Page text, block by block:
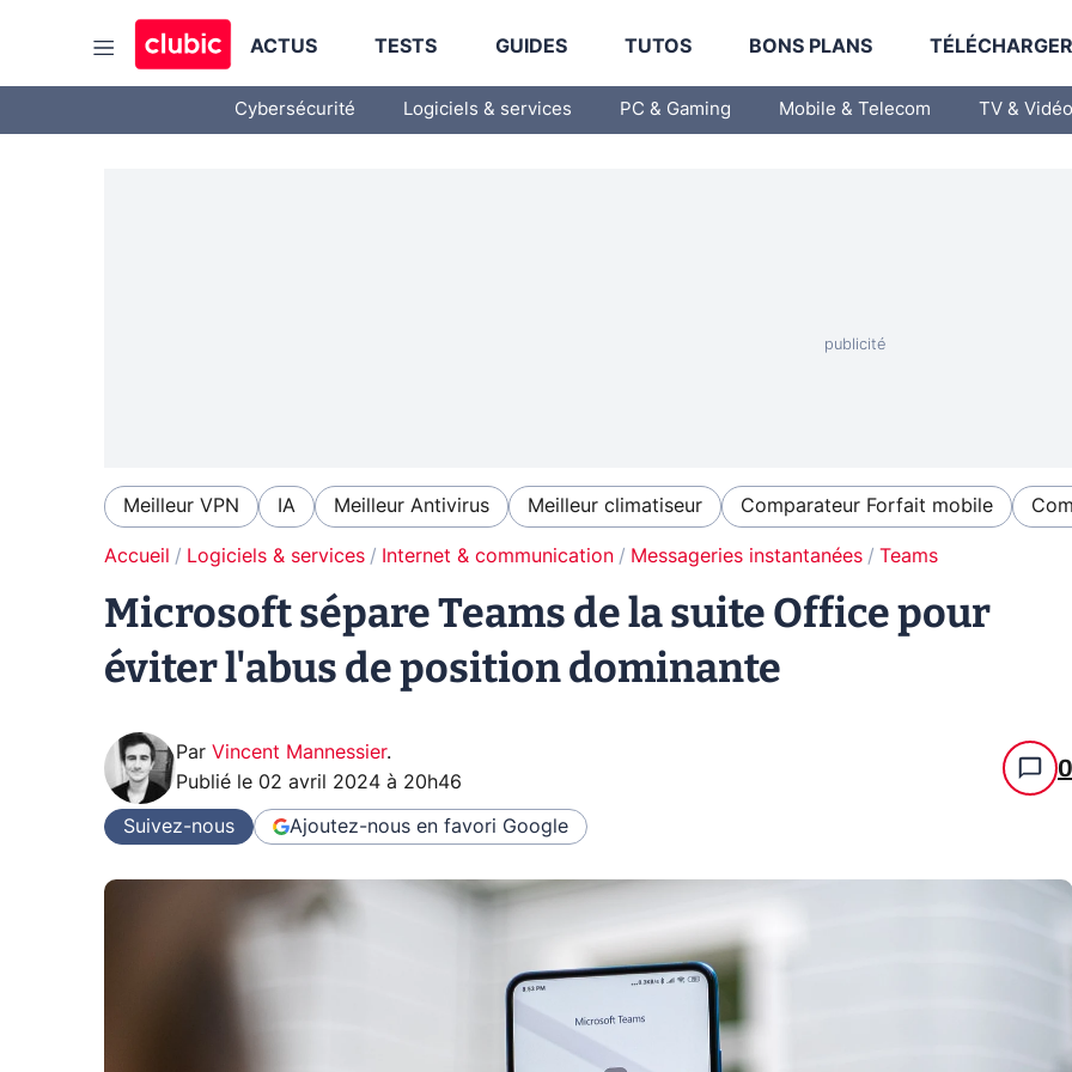
ACTUS TESTS GUIDES TUTOS BONS PLANS
Cybersécurité Logiciels & services PC & Gaming Mobile & Telecom TV & Vidéo
Meilleur VPN IA Meilleur Antivirus Meilleur climatiseur Comparateur Forfait mobile
Accueil Logiciels & services Internet & communication Messageries instantanées Teams
Microsoft sépare Teams de la suite Office pour
éviter l'abus de position dominante
Par Vincent Mannessier.
Publié le 02 avril 2024 à 20h46 0
Suivez-nous Ajoutez-nous en favori Google